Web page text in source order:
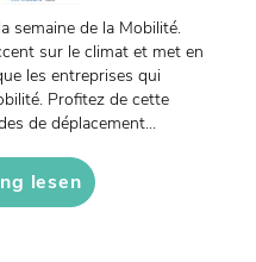
semaine de la Mobilité.
sur le climat et met en
les entreprises qui
Profitez de cette
de déplacement...
lesen